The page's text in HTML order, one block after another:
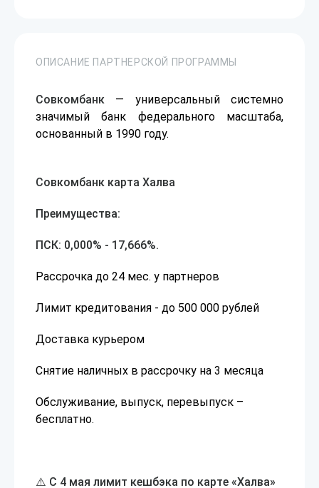
ОПИСАНИЕ ПАРТНЕРСКОЙ ПРОГРАММЫ
Совкомбанк — универсальный системно
значимый банк федерального масштаба,
основанный в 1990 году.
Совкомбанк карта Халва
Преимущества:
ПСК: 0,000% - 17,666%.
Рассрочка до 24 мес. у партнеров
Лимит кредитования - до 500 000 рублей
Доставка курьером
Снятие наличных в рассрочку на 3 месяца
Обслуживание, выпуск, перевыпуск –
бесплатно.
⚠️ С 4 мая лимит кешбэка по карте «Халва»